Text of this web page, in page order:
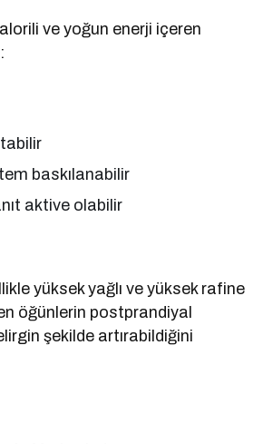
ve yoğun enerji içeren
baskılanabilir
aktive olabilir
yüksek yağlı ve yüksek rafine
öğünlerin postprandiyal
şekilde artırabildiğini